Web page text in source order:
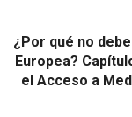
¿Por qué no
Europea?
el Acceso a